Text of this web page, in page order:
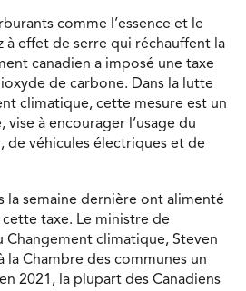
comme l’essence et le
à effet de serre qui réchauffent la
canadien a imposé une taxe
de carbone. Dans la lutte
climatique, cette mesure est un
à encourager l’usage du
de véhicules électriques et de
la semaine dernière ont alimenté
taxe. Le ministre de
Changement climatique, Steven
la Chambre des communes un
2021, la plupart des Canadiens